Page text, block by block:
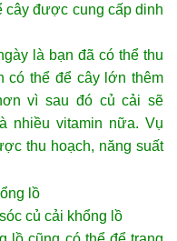
cây được cung cấp dinh
là bạn đã có thể thu
có thể để cây lớn thêm
vì sau đó củ cải sẽ
nhiều vitamin nữa. Vụ
thu hoạch, năng suất
củ cải khổng lồ